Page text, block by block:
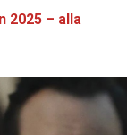
2025 – alla